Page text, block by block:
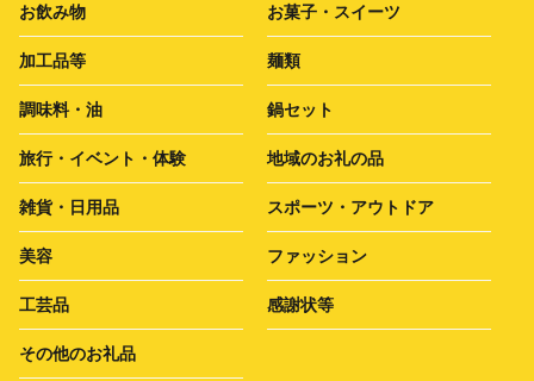
お飲み物 お菓子・スイーツ
加工品等 麺類
調味料・油 鍋セット
旅行・イベント・体験 地域のお礼の品
雑貨・日用品 スポーツ・アウトドア
美容 ファッション
工芸品 感謝状等
その他のお礼品